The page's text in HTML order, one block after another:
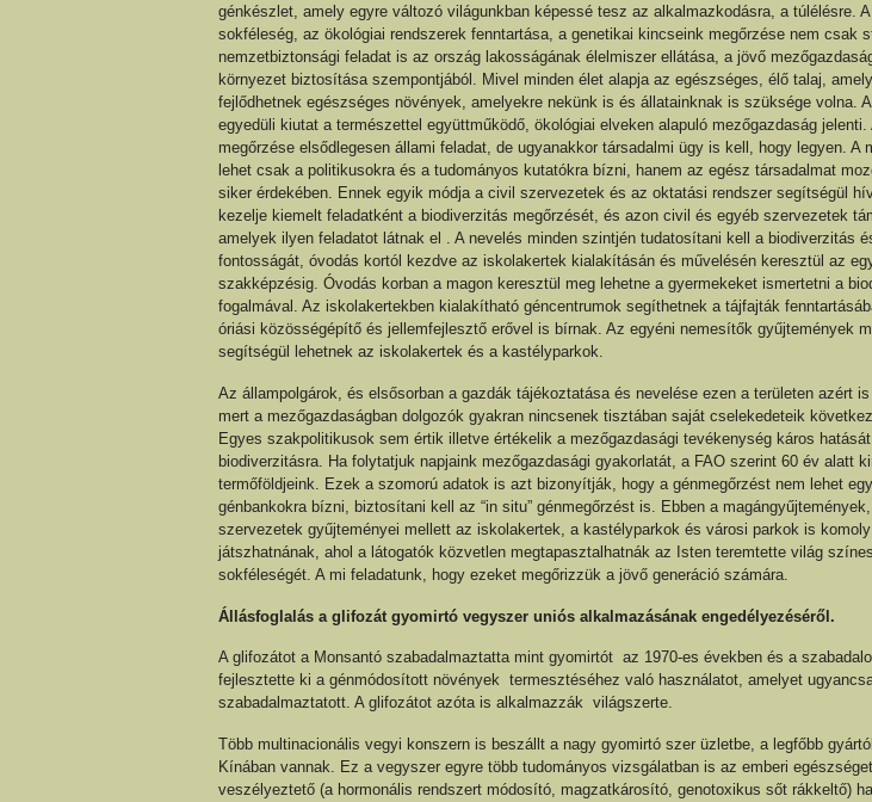
génkészlet, amely egyre változó világunkban képessé tesz az alkalmazkodásra, a túlélésre. A
sokféleség, az ökológiai rendszerek fenntartása, a genetikai kincseink megőrzése nem csak
nemzetbiztonsági feladat is az ország lakosságának élelmiszer ellátása, a jövő
környezet biztosítása szempontjából. Mivel minden élet alapja az egészséges, élő talaj,
fejlődhetnek egészséges növények, amelyekre nekünk is és állatainknak is szüksége volna.
egyedüli kiutat a természettel együttműködő, ökológiai elveken alapuló mezőgazdaság jelenti.
megőrzése elsődlegesen állami feladat, de ugyanakkor társadalmi ügy is kell, hogy legyen. A
lehet csak a politikusokra és a tudományos kutatókra bízni, hanem az egész társadalmat
siker érdekében. Ennek egyik módja a civil szervezetek és az oktatási rendszer segítségül
kezelje kiemelt feladatként a biodiverzitás megőrzését, és azon civil és egyéb szervezetek
amelyek ilyen feladatot látnak el . A nevelés minden szintjén tudatosítani kell a biodiverzitás
fontosságát, óvodás kortól kezdve az iskolakertek kialakításán és művelésén keresztül az
szakképzésig. Óvodás korban a magon keresztül meg lehetne a gyermekeket ismertetni a
fogalmával. Az iskolakertekben kialakítható géncentrumok segíthetnek a tájfajták
óriási közösségépítő és jellemfejlesztő erővel is bírnak. Az egyéni nemesítők gyűjtemények
segítségül lehetnek az iskolakertek és a kastélyparkok.
Az állampolgárok, és elsősorban a gazdák tájékoztatása és nevelése ezen a területen azért
mert a mezőgazdaságban dolgozók gyakran nincsenek tisztában saját cselekedeteik
Egyes szakpolitikusok sem értik illetve értékelik a mezőgazdasági tevékenység káros
biodiverzitásra. Ha folytatjuk napjaink mezőgazdasági gyakorlatát, a FAO szerint 60 év alatt
termőföldjeink. Ezek a szomorú adatok is azt bizonyítják, hogy a génmegőrzést nem lehet
génbankokra bízni, biztosítani kell az “in situ” génmegőrzést is. Ebben a
szervezetek gyűjteményei mellett az iskolakertek, a kastélyparkok és városi parkok is
játszhatnának, ahol a látogatók közvetlen megtapasztalhatnák az Isten teremtette világ
sokféleségét. A mi feladatunk, hogy ezeket megőrizzük a jövő generáció számára.
Állásfoglalás a glifozát gyomirtó vegyszer uniós alkalmazásának engedélyezéséről.
A glifozátot a Monsantó szabadalmaztatta mint gyomirtót az 1970-es években és a
fejlesztette ki a génmódosított növények termesztéséhez való használatot, amelyet
szabadalmaztatott. A glifozátot azóta is alkalmazzák világszerte.
Több multinacionális vegyi konszern is beszállt a nagy gyomirtó szer üzletbe, a legfőbb
Kínában vannak. Ez a vegyszer egyre több tudományos vizsgálatban is az emberi
veszélyeztető (a hormonális rendszert módosító, magzatkárosító, genotoxikus sőt rákkeltő)